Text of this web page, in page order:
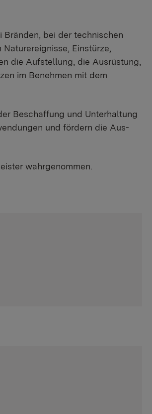
bei der technischen
Einstürze,
die Aufstellung, die Ausrüstung,
im Benehmen mit dem
Beschaffung und Unterhaltung
und fördern die Aus-
wahrgenommen.